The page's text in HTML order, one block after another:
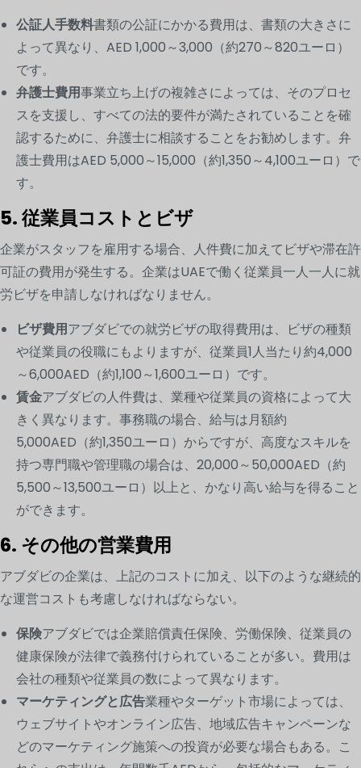
公証人手数料書類の公証にかかる費用は、書類の大きさに
よって異なり、AED 1,000～3,000（約270～820ユーロ）
です。
弁護士費用事業立ち上げの複雑さによっては、そのプロセ
スを支援し、すべての法的要件が満たされていることを確
認するために、弁護士に相談することをお勧めします。弁
護士費用はAED 5,000～15,000（約1,350～4,100ユーロ）で
す。
5. 従業員コストとビザ
企業がスタッフを雇用する場合、人件費に加えてビザや滞在許
可証の費用が発生する。企業はUAEで働く従業員一人一人に就
労ビザを申請しなければなりません。
ビザ費用アブダビでの就労ビザの取得費用は、ビザの種類
や従業員の役職にもよりますが、従業員1人当たり約4,000
～6,000AED（約1,100～1,600ユーロ）です。
賃金アブダビの人件費は、業種や従業員の資格によって大
きく異なります。事務職の場合、給与は月額約
5,000AED（約1,350ユーロ）からですが、高度なスキルを
持つ専門職や管理職の場合は、20,000～50,000AED（約
5,500～13,500ユーロ）以上と、かなり高い給与を得ること
ができます。
6. その他の営業費用
アブダビの企業は、上記のコストに加え、以下のような継続的
な運営コストも考慮しなければならない。
保険アブダビでは企業賠償責任保険、労働保険、従業員の
健康保険が法律で義務付けられていることが多い。費用は
会社の種類や従業員の数によって異なります。
マーケティングと広告業種やターゲット市場によっては、
ウェブサイトやオンライン広告、地域広告キャンペーンな
どのマーケティング施策への投資が必要な場合もある。こ